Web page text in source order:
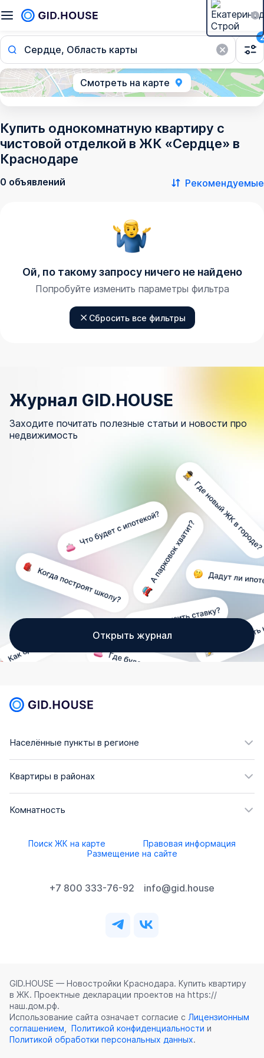
Сердце, Область карты
2
Смотреть на карте
Купить однокомнатную квартиру с
чистовой отделкой в ЖК «Сердце» в
Краснодаре
0 объявлений Рекомендуемые
Ой, по такому запросу ничего не найдено
Попробуйте изменить параметры фильтра
Сбросить все фильтры
Журнал GID.HOUSE
Заходите почитать полезные статьи и новости про
недвижимость
Открыть журнал
Населённые пункты в регионе
Квартиры в районах
Комнатность
Поиск ЖК на карте
Правовая информация
Размещение на сайте
+7 800 333-76-92 info@gid.house
GID.HOUSE — Новостройки Краснодара. Купить квартиру
в ЖК. Проектные декларации проектов на https://
наш.дом.рф.
Использование сайта означает согласие с Лицензионным
соглашением
Политикой конфиденциальности и
Политикой обработки персональных данных.